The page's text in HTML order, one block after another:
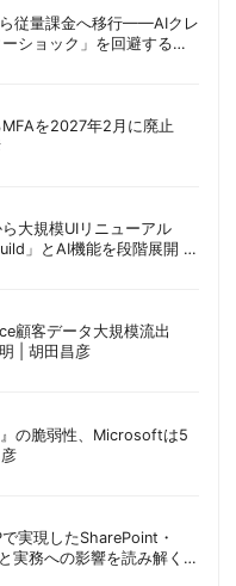
従量課金へ移行——AIクレ
ショック」を回避する方
を2027年2月に廃止
大規模UIリニューアル
」とAI機能を段階展開 |
顧客データ大規模流出
| 胡田昌彦
の脆弱性、Microsoftは5
実現したSharePoint・
実務への影響を読み解く |